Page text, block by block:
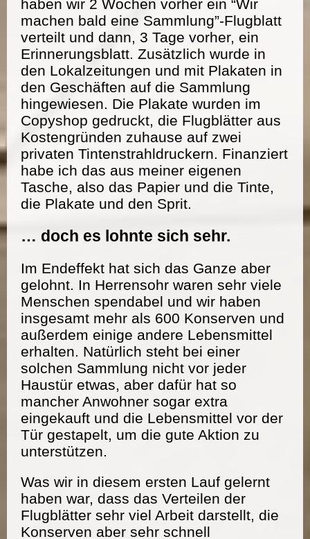
haben wir 2 Wochen vorher ein “Wir
machen bald eine Sammlung”-Flugblatt
verteilt und dann, 3 Tage vorher, ein
Erinnerungsblatt. Zusätzlich wurde in
den Lokalzeitungen und mit Plakaten in
den Geschäften auf die Sammlung
hingewiesen. Die Plakate wurden im
Copyshop gedruckt, die Flugblätter aus
Kostengründen zuhause auf zwei
privaten Tintenstrahldruckern. Finanziert
habe ich das aus meiner eigenen
Tasche, also das Papier und die Tinte,
die Plakate und den Sprit.
… doch es lohnte sich sehr.
Im Endeffekt hat sich das Ganze aber
gelohnt. In Herrensohr waren sehr viele
Menschen spendabel und wir haben
insgesamt mehr als 600 Konserven und
außerdem einige andere Lebensmittel
erhalten. Natürlich steht bei einer
solchen Sammlung nicht vor jeder
Haustür etwas, aber dafür hat so
mancher Anwohner sogar extra
eingekauft und die Lebensmittel vor der
Tür gestapelt, um die gute Aktion zu
unterstützen.
Was wir in diesem ersten Lauf gelernt
haben war, dass das Verteilen der
Flugblätter sehr viel Arbeit darstellt, die
Konserven aber sehr schnell